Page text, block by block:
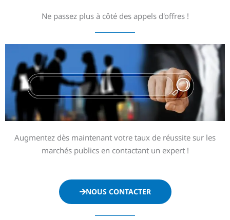
Ne passez plus à côté des appels d'offres !
Augmentez dès maintenant votre taux de réussite sur les
marchés publics en contactant un expert !
NOUS CONTACTER